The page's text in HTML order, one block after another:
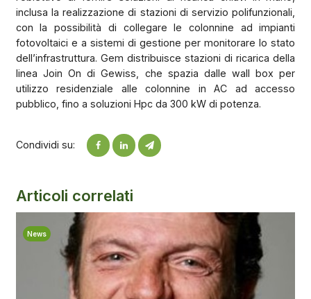
inclusa la realizzazione di stazioni di servizio polifunzionali,
con la possibilità di collegare le colonnine ad impianti
fotovoltaici e a sistemi di gestione per monitorare lo stato
dell’infrastruttura. Gem distribuisce stazioni di ricarica della
linea Join On di Gewiss, che spazia dalle wall box per
utilizzo residenziale alle colonnine in AC ad accesso
pubblico, fino a soluzioni Hpc da 300 kW di potenza.
Condividi su:
Articoli correlati
News